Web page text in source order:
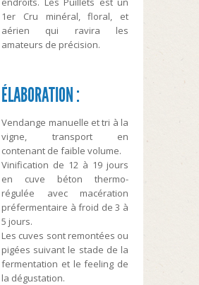
1er Cru minéral, floral, et
aérien qui ravira les
amateurs de précision.
ÉLABORATION :
Vendange manuelle et tri à la
vigne, transport en
contenant de faible volume.
Vinification de 12 à 19 jours
en cuve béton thermo-
régulée avec macération
préfermentaire à froid de 3 à
5 jours.
Les cuves sont remontées ou
pigées suivant le stade de la
fermentation et le feeling de
la dégustation.